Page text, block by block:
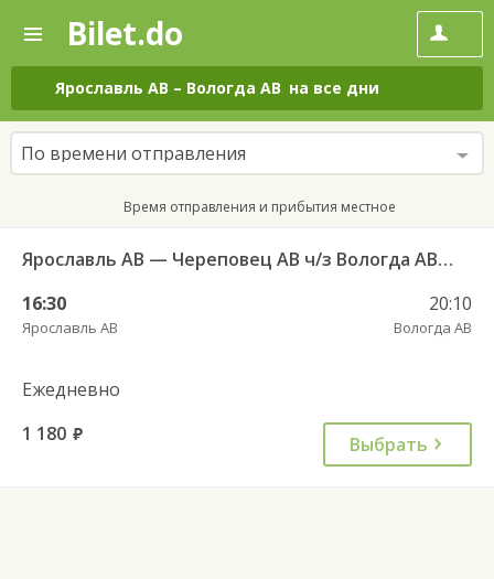
—
Поиск
и
покупка
билетов
на
автобус
онлайн
Bilet.do
Ярославль АВ – Вологда АВ на все дни
По времени отправления
Время отправления и прибытия местное
Ярославль АВ — Череповец АВ ч/з Вологда АВ 4515
16:30
Ярославль АВ
20:10
Вологда АВ
Ежедневно
1 180 руб. Выбрать